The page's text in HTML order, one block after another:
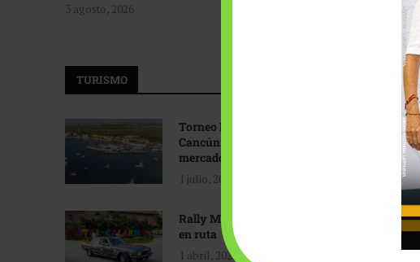
3 agosto, 2026
3
TURISMO
Torneo Internacional de Pesca
Cancún: Navegando hacia nuevos
mercados
1 julio, 2026
Rally Maya: Herencia automotriz
en ruta
1 abril, 2026